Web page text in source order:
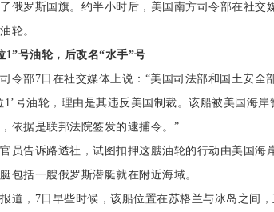
俄罗斯国旗。约半小时后，美国南方司令部在社交
轮。
号油轮，后改名“水手”号
部7日在社交媒体上说：“美国司法部和国土安全
1’号油轮，理由是其违反美国制裁。该船被美国海岸
依据是联邦法院签发的逮捕令。”
告诉路透社，试图扣押这艘油轮的行动由美国海
包括一艘俄罗斯潜艇就在附近海域。
，7日早些时候，该船位置在苏格兰与冰岛之间，